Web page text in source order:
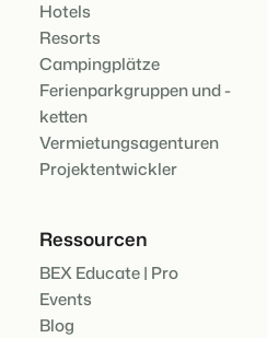
Hotels
Resorts
Campingplätze
Ferienparkgruppen und -
ketten
Vermietungsagenturen
Projektentwickler
Ressourcen
BEX Educate | Pro
Events
Blog